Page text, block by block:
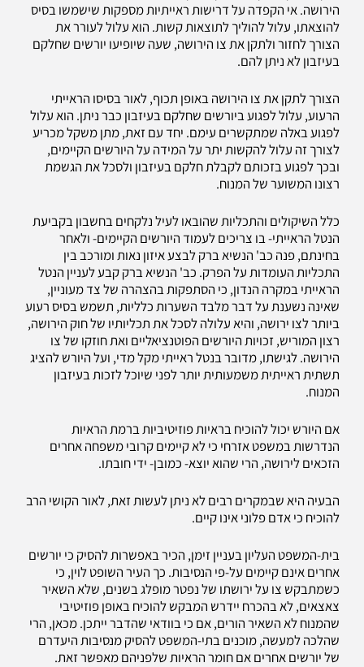
הירושה. אי הקפדה על דרישות ראייתיות מספקות שישמשו בסיס
להוצאתו, עלול להוליך לתוצאות קשות. הוא עלול לעורר את
הצורך לחזור ולתקן את צו הירושה, שעה שיופיעו יורשים שחלקם
בעיזבון לא ניתן להם.
הצורך לתקן את צו הירושה באופן תכוף, לאור בסיסו הראייתי
הרעוע, עלול לפגוע ביורשים שחלקם בעיזבון כבר ניתן. הוא עלול
לפגוע באלה שמתקשרים עימם. יחד עם זאת, מתן משקל מכריע
לצורך זה עלול להקשות יתר על המידה על היורשים הקיימים,
ובכך לפגוע בזכותם לקבלת חלקם בעיזבון ולסכל את הגשמת
רצונו המשוער של המנוח.
כלל השיקולים והתכליות שהובאו לעיל נלקחים בחשבון בקביעת
הנטל הראייתי- בו צריכים לעמוד היורשים הקיימים- ולאחר
בחינתם, פנה כב' הנשיא ברק לבצע איזון נאות ומורכב בין
התכליות העומדות על הפרק. כב' הנשיא ברק קבע לעניין הנטל
הראייתי במקרה הנדון, כי הסתפקות בהצהרה של צד מעוניין,
שאינה נשענת על דבר מלבד השערות כלליות, תשמש בסיס רעוע
ביותר לצו ירושה, והיא עלולה לסכל את תכליותיו של חוק הירושה,
רצון המוריש, זכויות היורשים הפוטנציאליים ואת חוזקו של צו
הירושה. לגישתו, מדובר בנטל ראייתי מקל מדי, ועל היורש להציג
תשתית ראייתית משמעותית יותר לפני שיוכל לזכות בעיזבון
המנוח.
אם היורש יכול להוכיח בראיות פוזיטיביות ברמת הראיות
הנדרשות במשפט אזרחי כי לא קיימים קרובי משפחה אחרים
הזכאים לירושה, הרי שהוא יוצא- כמובן- ידי חובתו.
הבעיה היא שבמקרים רבים לא ניתן לעשות זאת, לאור הקושי הרב
להוכיח כי אדם פלוני אינו קיים.
בית-המשפט העליון בעניין זימן, הכיר באפשרות להסיק כי יורשים
אחרים אינם קיימים על-פי הנסיבות. כך העיר השופט לוין, כי
כשמתבקש צו על ירושתו של נפטר מופלג בשנים, שלא השאיר
צאצאים, לא בהכרח יידרש המבקש להוכיח באופן פוזיטיבי
שהמנוח לא השאיר הורים, אם כי בוודאי שהדבר ייתכן. מכאן, הרי
שהלכה למעשה, מוכנים בתי-המשפט להסיק מנסיבות היעדרם
של יורשים אחרים אם חומר הראיות שלפניהם מאפשר זאת.